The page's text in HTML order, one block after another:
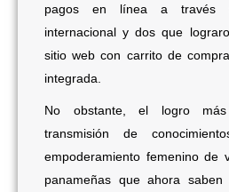
pagos en línea a través
internacional y dos que
sitio web con carrito de
integrada.
No obstante, el logro
transmisión de
empoderamiento femenino de
panameñas que ahora